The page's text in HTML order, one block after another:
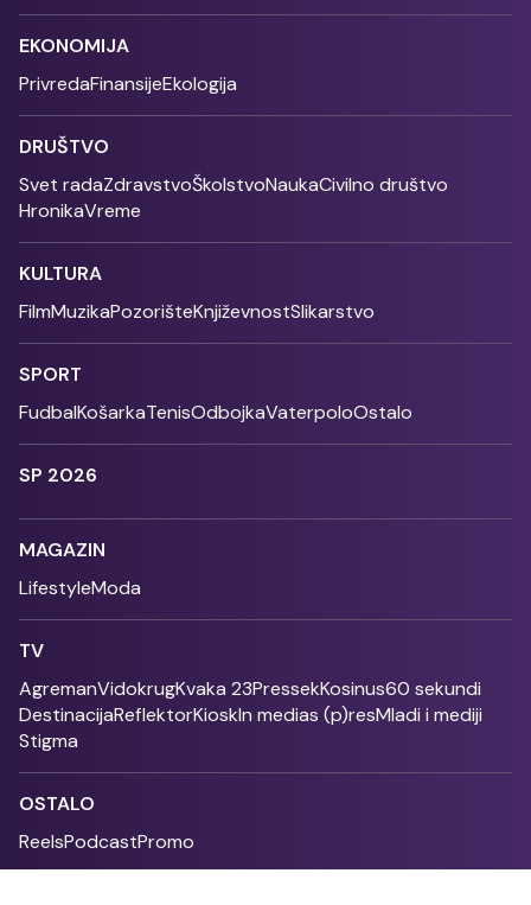
EKONOMIJA
PrivredaFinansijeEkologija
DRUŠTVO
Svet radaZdravstvoŠkolstvoNaukaCivilno društvo
HronikaVreme
KULTURA
FilmMuzikaPozorišteKnjiževnostSlikarstvo
SPORT
FudbalKošarkaTenisOdbojkaVaterpoloOstalo
SP 2026
MAGAZIN
LifestyleModa
TV
AgremanVidokrugKvaka 23PressekKosinus60 sekundi
DestinacijaReflektorKioskIn medias (p)resMladi i mediji
Stigma
OSTALO
ReelsPodcastPromo